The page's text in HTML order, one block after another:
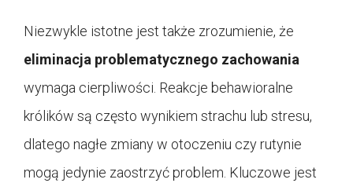
Niezwykle istotne jest także zrozumienie, że
eliminacja problematycznego zachowania
wymaga cierpliwości. Reakcje behawioralne
królików są często wynikiem strachu lub stresu,
dlatego nagłe zmiany w otoczeniu czy rutynie
mogą jedynie zaostrzyć problem. Kluczowe jest